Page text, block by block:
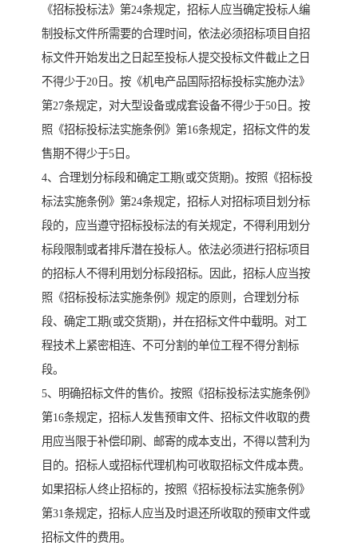
《招标投标法》第24条规定，招标人应当确定投标人编
制投标文件所需要的合理时间，依法必须招标项目自招
标文件开始发出之日起至投标人提交投标文件截止之日
不得少于20日。按《机电产品国际招标投标实施办法》
第27条规定，对大型设备或成套设备不得少于50日。按
照《招标投标法实施条例》第16条规定，招标文件的发
售期不得少于5日。
4、合理划分标段和确定工期(或交货期)。按照《招标投
标法实施条例》第24条规定，招标人对招标项目划分标
段的，应当遵守招标投标法的有关规定，不得利用划分
标段限制或者排斥潜在投标人。依法必须进行招标项目
的招标人不得利用划分标段招标。因此，招标人应当按
照《招标投标法实施条例》规定的原则，合理划分标
段、确定工期(或交货期)，并在招标文件中载明。对工
程技术上紧密相连、不可分割的单位工程不得分割标
段。
5、明确招标文件的售价。按照《招标投标法实施条例》
第16条规定，招标人发售预审文件、招标文件收取的费
用应当限于补偿印刷、邮寄的成本支出，不得以营利为
目的。招标人或招标代理机构可收取招标文件成本费。
如果招标人终止招标的，按照《招标投标法实施条例》
第31条规定，招标人应当及时退还所收取的预审文件或
招标文件的费用。